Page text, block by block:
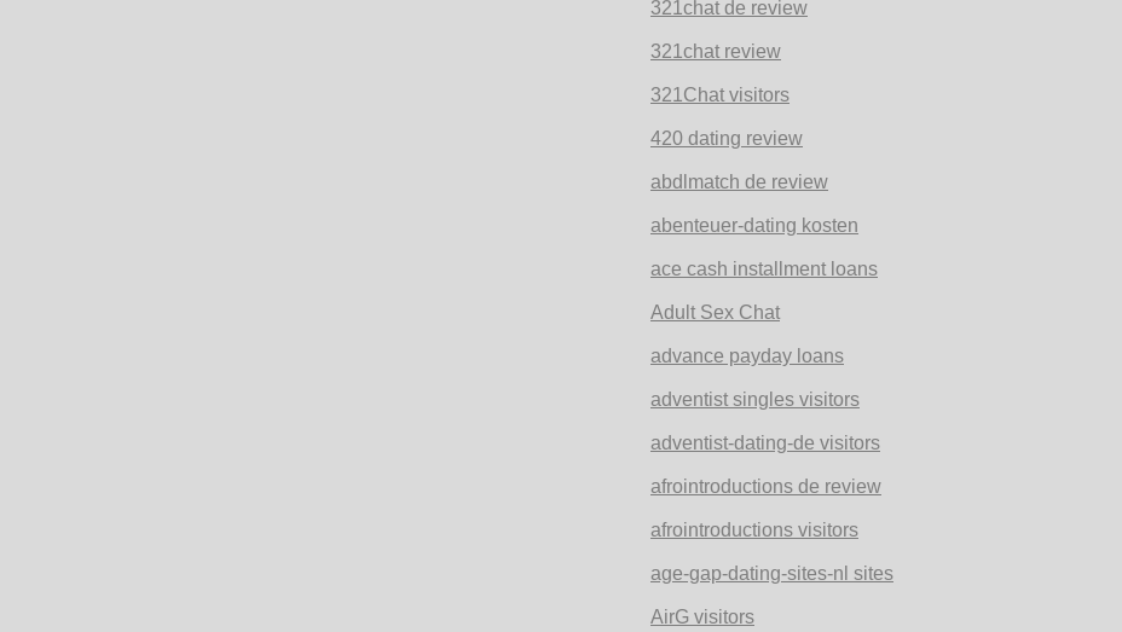
321chat de review
321chat review
321Chat visitors
420 dating review
abdlmatch de review
abenteuer-dating kosten
ace cash installment loans
Adult Sex Chat
advance payday loans
adventist singles visitors
adventist-dating-de visitors
afrointroductions de review
afrointroductions visitors
age-gap-dating-sites-nl sites
AirG visitors